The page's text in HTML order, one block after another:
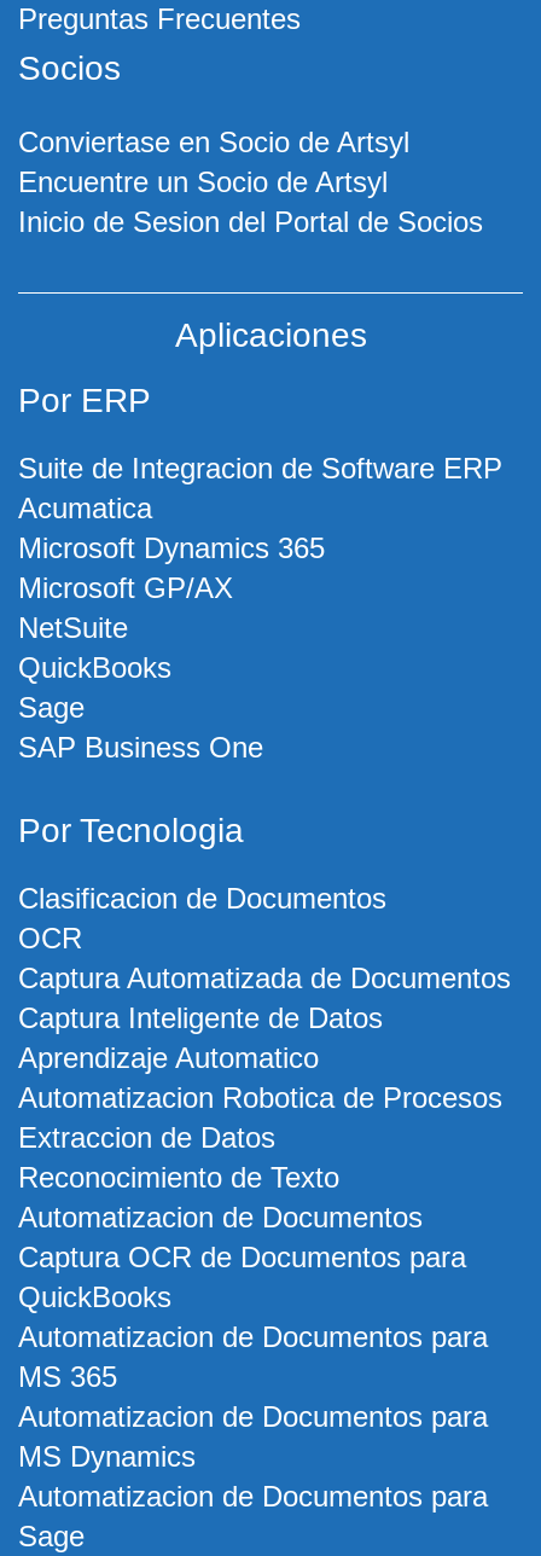
Preguntas Frecuentes
Socios
Conviertase en Socio de Artsyl
Encuentre un Socio de Artsyl
Inicio de Sesion del Portal de Socios
Aplicaciones
Por ERP
Suite de Integracion de Software ERP
Acumatica
Microsoft Dynamics 365
Microsoft GP/AX
NetSuite
QuickBooks
Sage
SAP Business One
Por Tecnologia
Clasificacion de Documentos
OCR
Captura Automatizada de Documentos
Captura Inteligente de Datos
Aprendizaje Automatico
Automatizacion Robotica de Procesos
Extraccion de Datos
Reconocimiento de Texto
Automatizacion de Documentos
Captura OCR de Documentos para
QuickBooks
Automatizacion de Documentos para
MS 365
Automatizacion de Documentos para
MS Dynamics
Automatizacion de Documentos para
Sage